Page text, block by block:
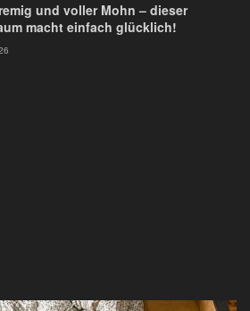
und voller Mohn – dieser
macht einfach glücklich!